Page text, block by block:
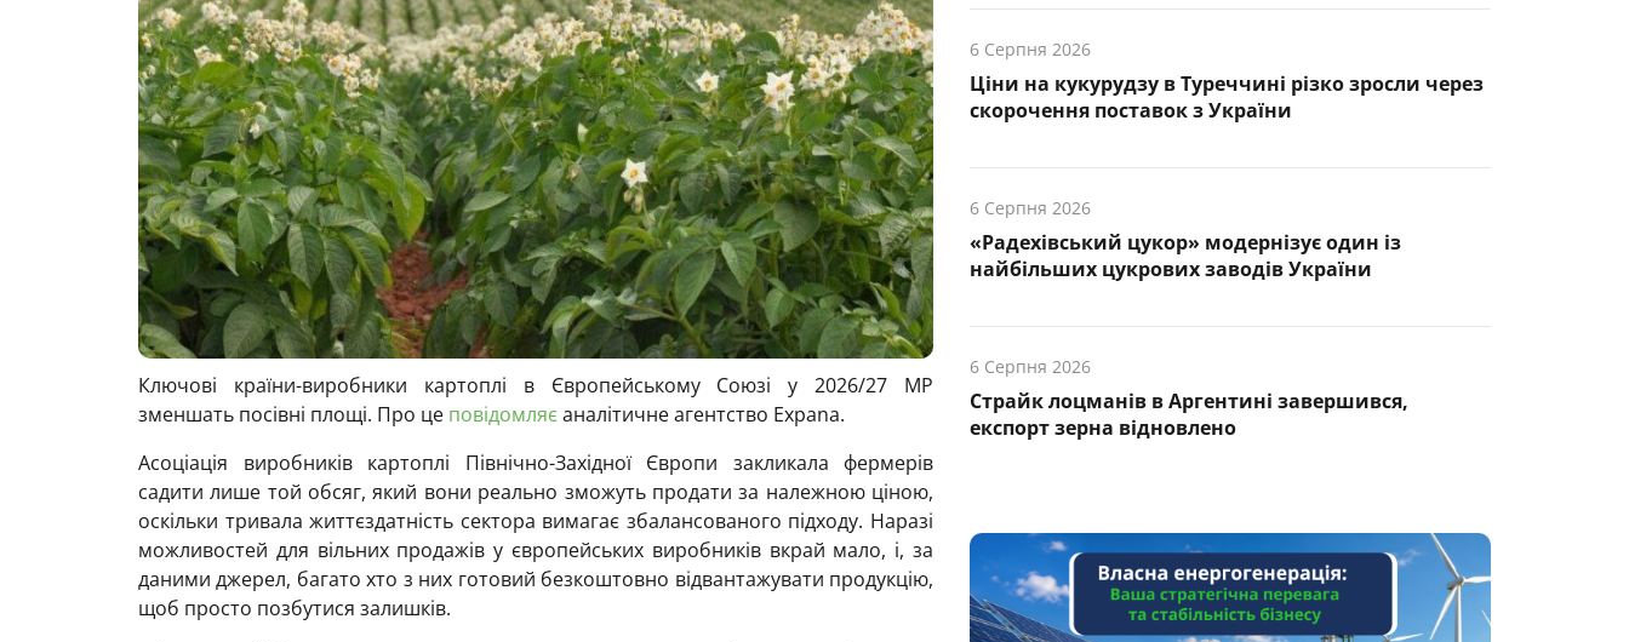
Ключові країни-виробники картоплі в Європейському Союзі у 2026/27 МР
зменшать посівні площі. Про це повідомляєаналітичне агентство Expana.
Асоціація виробників картоплі Північно-Західної Європи закликала фермерів
садити лише той обсяг, який вони реально зможуть продати за належною ціною,
оскільки тривала життєздатність сектора вимагає збалансованого підходу. Наразі
можливостей для вільних продажів у європейських виробників вкрай мало, і, за
даними джерел, багато хто з них готовий безкоштовно відвантажувати продукцію,
щоб просто позбутися залишків.
6 Серпня 2026
Ціни на кукурудзу в Туреччині різко зросли через
скорочення поставок з України
6 Серпня 2026
«Радехівський цукор» модернізує один із
найбільших цукрових заводів України
6 Серпня 2026
Страйк лоцманів в Аргентині завершився,
експорт зерна відновлено